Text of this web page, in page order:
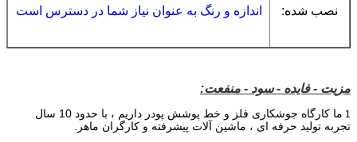
نصب شده: اندازه و رنگ به عنوان نیاز شما در دسترس است
مزیت - فایده - سود - منفعت:
1 ما کارگاه جوشکاری فلز و خط پوشش پودر داریم ،
با حدود 10 سال
تجربه تولید حرفه ای ، ماشین آلات پیشرفته و کارگران ماهر.